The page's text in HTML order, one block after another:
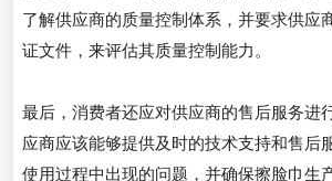
了解供应商的质量控制体系，并要求供应
证文件，来评估其质量控制能力。
最后，消费者还应对供应商的售后服务进
应商应该能够提供及时的技术支持和售后
使用过程中出现的问题，并确保擦脸巾生